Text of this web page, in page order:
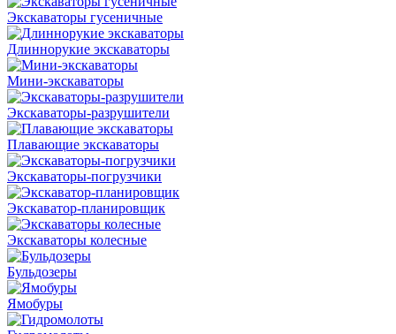
Экскаваторы гусеничные
Длиннорукие экскаваторы
Мини-экскаваторы
Экскаваторы-разрушители
Плавающие экскаваторы
Экскаваторы-погрузчики
Экскаватор-планировщик
Экскаваторы колесные
Бульдозеры
Ямобуры